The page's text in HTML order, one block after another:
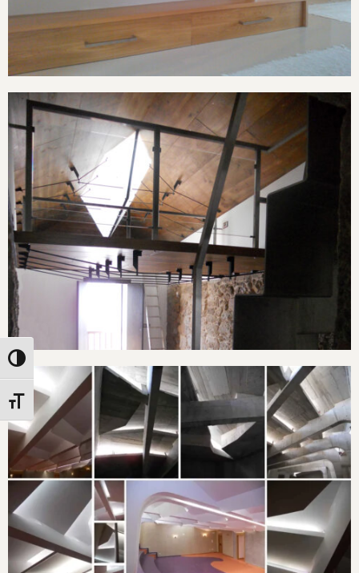
Alternar alto contraste
Alternar tamaño de letra
Vivienda en Combarro
Continuar leyendo
Vivienda en
Combarro
Centro Cultural Rosalia de Castro
Continuar leyendo Centro Cultural Rosalia de Castro